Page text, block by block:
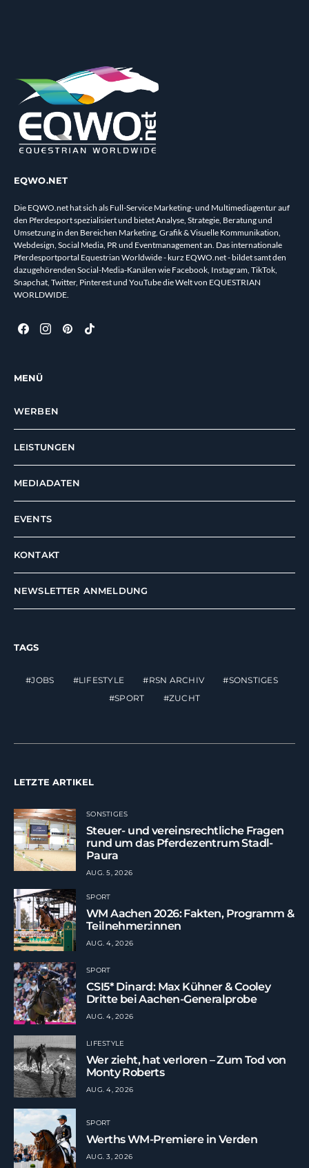
EQWO.NET
Die EQWO.net hat sich als Full-Service Marketing- und Multimediagentur auf
den Pferdesport spezialisiert und bietet Analyse, Strategie, Beratung und
Umsetzung in den Bereichen Marketing, Grafik & Visuelle Kommunikation,
Webdesign, Social Media, PR und Eventmanagement an. Das internationale
Pferdesportportal Equestrian Worldwide - kurz EQWO.net - bildet samt den
dazugehörenden Social-Media-Kanälen wie Facebook, Instagram, TikTok,
Snapchat, Twitter, Pinterest und YouTube die Welt von EQUESTRIAN
WORLDWIDE.
MENÜ
WERBEN
LEISTUNGEN
MEDIADATEN
EVENTS
KONTAKT
NEWSLETTER ANMELDUNG
TAGS
JOBS LIFESTYLE RSN ARCHIV
SONSTIGES
SPORT
ZUCHT
LETZTE ARTIKEL
SONSTIGES
Steuer- und vereinsrechtliche Fragen
rund um das Pferdezentrum Stadl-
Paura
AUG. 5, 2026
SPORT
WM Aachen 2026: Fakten, Programm &
Teilnehmer:innen
AUG. 4, 2026
SPORT
CSI5* Dinard: Max Kühner & Cooley
Dritte bei Aachen-Generalprobe
AUG. 4, 2026
LIFESTYLE
Wer zieht, hat verloren – Zum Tod von
Monty Roberts
AUG. 4, 2026
SPORT
Werths WM-Premiere in Verden
AUG. 3, 2026